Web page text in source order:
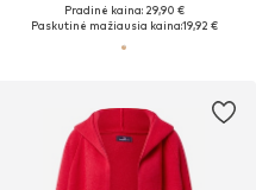
Pradinė kaina: 29,90 €
Paskutinė mažiausia kaina:19,92 €